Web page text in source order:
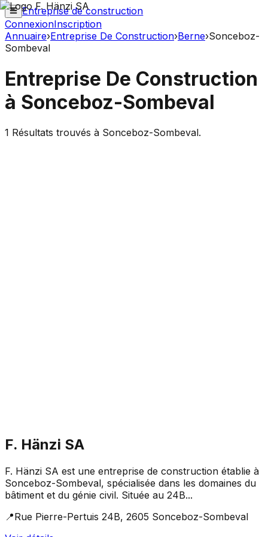
Entreprise de construction
ConnexionInscription
Annuaire›Entreprise De Construction›Berne›Sonceboz-
Sombeval
Entreprise De Construction
à Sonceboz-Sombeval
1 Résultats trouvés à Sonceboz-Sombeval.
F. Hänzi SA
F. Hänzi SA est une entreprise de construction établie à
Sonceboz-Sombeval, spécialisée dans les domaines du
bâtiment et du génie civil. Située au 24B...
📍Rue Pierre-Pertuis 24B, 2605 Sonceboz-Sombeval